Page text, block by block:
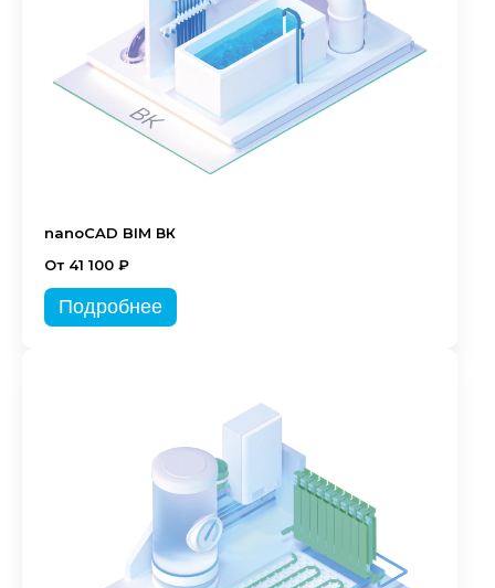
nanoCAD BIM ВК
От 41 100 ₽
Подробнее